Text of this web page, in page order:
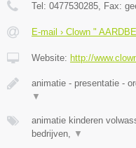
Tel: 0477530285, Fax:
E-mail › Clown "
Website: http://
animatie - presentatie -
▼
animatie kinderen
bedrijven, ▼